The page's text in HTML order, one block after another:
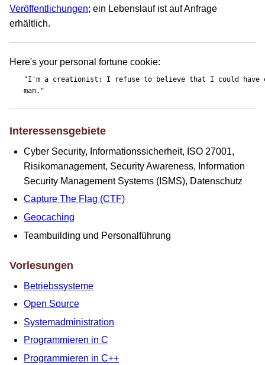
Veröffentlichungen; ein Lebenslauf ist auf Anfrage
erhältlich.
Here's your personal fortune cookie:
"I'm a creationist; I refuse to believe that I could have
Interessensgebiete
Cyber Security, Informationssicherheit, ISO 27001,
Risikomanagement, Security Awareness, Information
Security Management Systems (ISMS), Datenschutz
Capture The Flag (CTF)
Geocaching
Teambuilding und Personalführung
Vorlesungen
Betriebssysteme
Open Source
Systemadministration
Programmieren in C
Programmieren in C++